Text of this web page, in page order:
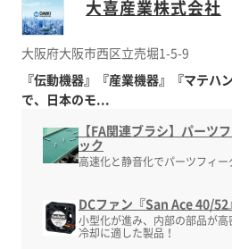
大喜産業株式会社
大阪府大阪市西区立売堀1-5-9
『伝動機器』『産業機器』『マテハ
で、日本のモ...
【FA関連ブラシ】パーツ
ック
高速化と静音化でパーツフィー
DCファン『San Ace 40/
小型化が進み、内部の部品が
冷却に適した製品！